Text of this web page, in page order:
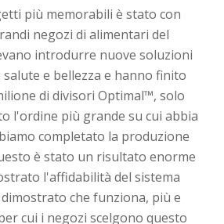
più memorabili è stato con
negozi di alimentari del
introdurre nuove soluzioni
e bellezza e hanno finito
di divisori Optimal™, solo
l'ordine più grande su cui abbia
completato la produzione
è stato un risultato enorme
l'affidabilità del sistema
che funziona, più e
cui i negozi scelgono questo